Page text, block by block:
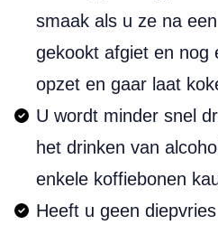
smaak als u ze na
gekookt afgiet en nog
opzet en gaar laat
U wordt minder snel
het drinken van
enkele koffiebonen
Heeft u geen